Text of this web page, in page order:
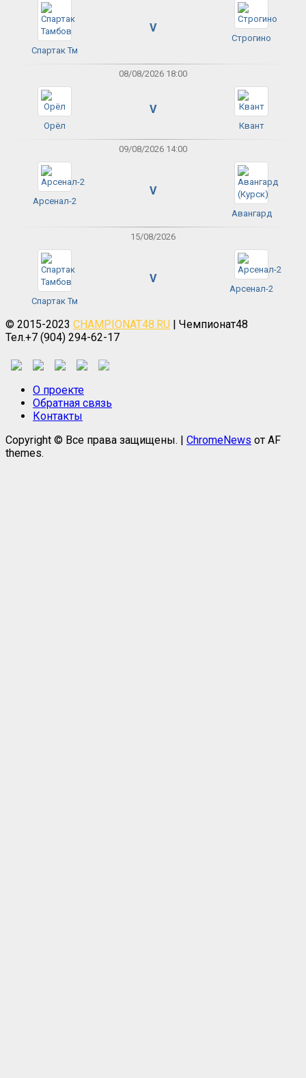
Спартак Тм
V
Строгино
08/08/2026 18:00
Орёл
V
Квант
09/08/2026 14:00
Арсенал-2
V
Авангард
15/08/2026
Спартак Тм
V
Арсенал-2
© 2015-2023 CHAMPIONAT48.RU | Чемпионат48
Тел.+7 (904) 294-62-17
О проекте
Обратная связь
Контакты
Copyright © Все права защищены.
ChromeNews от AF
themes.